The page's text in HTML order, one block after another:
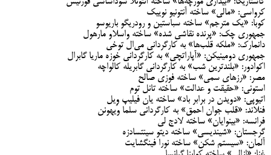
کرواسی: «مالی» ساخته آنتونیو نوییک
کوبا: «یک مترجم» ساخته سباستین و رودریگو باریوسو
جمهوری چک: «پرنده نقاشی شده» ساخته واسلاو مارهول
دانمارک: «ملکه قلب‌ها» به کارگردانی می‌ال توخی
جمهوری دومینیکن: «آپاراتچی» به کارگردانی خوزه ماریا گابرال
اکوادور: «بلندترین شب» به کارگردانی گابریله کالواچه
مصر: «رز‌های سمی» ساخته فوزی صالح
استونی: «حقیقت و عدالت» ساخته تانل توم
اتیوپی: «دویدن در برابر باد» ساخته یان فیلیپ وِیل
فنلاند: «قلب جوان احمق» به کارگردانی سلما ویهونن
فرانسه: «بینوایان» ساخته لادج لی
گرجستان: «شیندیسی» ساخته دیتو سینتسادزه
آلمان: «سیستم شکن» ساخته نورا فینگشایت